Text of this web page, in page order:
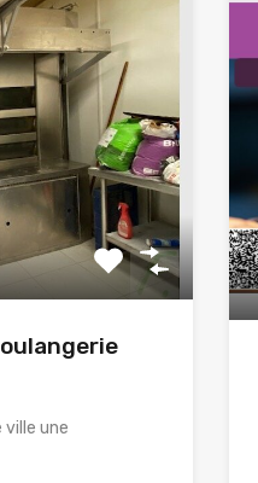
ville une